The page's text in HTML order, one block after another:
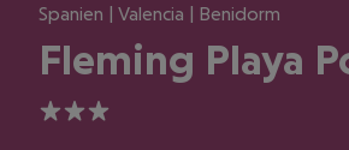
Spanien | Valencia | Benidorm
Fleming Playa
3